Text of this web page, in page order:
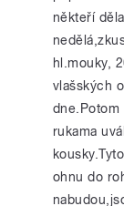
někteří
hl.mouky,
vlašských
rukama
ohnu do